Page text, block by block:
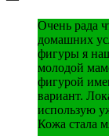
Очень рада
домашних
фигуры я
молодой
фигурой
вариант.
использую
Кожа стала